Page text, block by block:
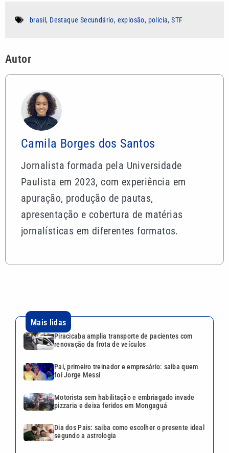
brasil, Destaque Secundário, explosão, policia,STF
Autor
Camila Borges dos Santos
Jornalista formada pela Universidade
Paulista em 2023, com experiência em
apuração, produção de pautas,
apresentação e cobertura de matérias
jornalísticas em diferentes formatos.
Mais lidas
Piracicaba amplia transporte de pacientes com
renovação da frota de veículos
Pai, primeiro treinador e empresário: saiba quem
foi Jorge Messi
Motorista sem habilitação e embriagado invade
pizzaria e deixa feridos em Mongaguá
Dia dos Pais: saiba como escolher o presente ideal
segundo a astrologia